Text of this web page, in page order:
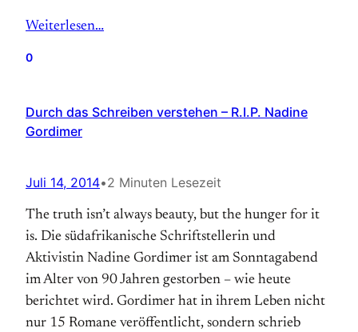
Weiterlesen…
0
Durch das Schreiben verstehen – R.I.P. Nadine
Gordimer
Juli 14, 2014•2 Minuten Lesezeit
The truth isn’t always beauty, but the hunger for it
is. Die südafrikanische Schriftstellerin und
Aktivistin Nadine Gordimer ist am Sonntagabend
im Alter von 90 Jahren gestorben – wie heute
berichtet wird. Gordimer hat in ihrem Leben nicht
nur 15 Romane veröffentlicht, sondern schrieb